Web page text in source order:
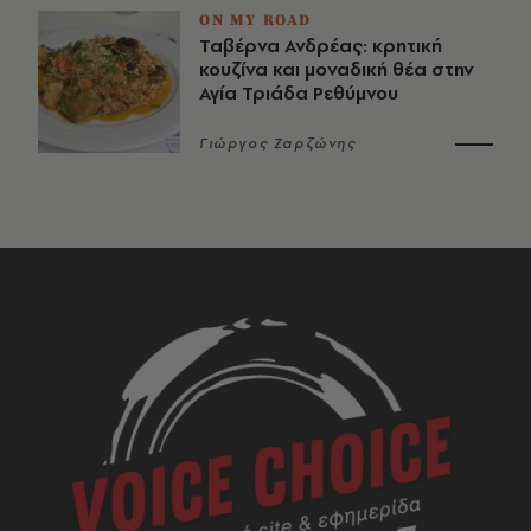
ON MY ROAD
Ταβέρνα Ανδρέας: κρητική
κουζίνα και μοναδική θέα στην
Αγία Τριάδα Ρεθύμνου
Γιώργος Ζαρζώνης